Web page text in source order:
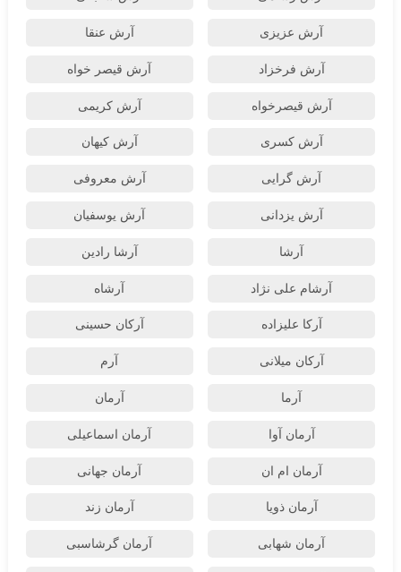
آرش عزیزی آرش عنقا
آرش فرخزاد آرش قیصر خواه
آرش قیصرخواه آرش کریمی
آرش کسری آرش کیهان
آرش گرایی آرش معروفی
آرش یزدانی آرش یوسفیان
آرشا آرشا رادین
آرشام علی نژاد آرشاه
آرکا علیزاده آرکان حسینی
آرکان میلانی آرم
آرما آرمان
آرمان آوا آرمان اسماعیلی
آرمان ام ان آرمان جهانی
آرمان ذویا آرمان زند
آرمان شهابی آرمان گرشاسبی